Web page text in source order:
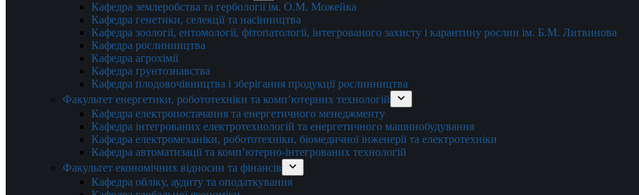
Кафедра землеробства та гербології ім. О.М. Можейка
Кафедра генетики, селекції та насінництва
Кафедра зоології, ентомології, фітопатології, інтегрованого захисту і карантину рослин ім. Б.М. Литвинова
Кафедра рослинництва
Кафедра агрохімії
Кафедра ґрунтознавства
Кафедра плодовочівництва і зберігання продукції рослинництва
Факультет енергетики, робототехніки та комп’ютерних технологій
Кафедра електропостачання та енергетичного менеджменту
Кафедра інтегрованих електротехнологій та енергетичного машинобудування
Кафедра електромеханіки, робототехніки, біомедичної інженерії та електротехніки
Кафедра автоматизації та комп’ютерно-інтегрованих технологій
Факультет економічних відносин та фінансів
Кафедра обліку, аудиту та оподаткування